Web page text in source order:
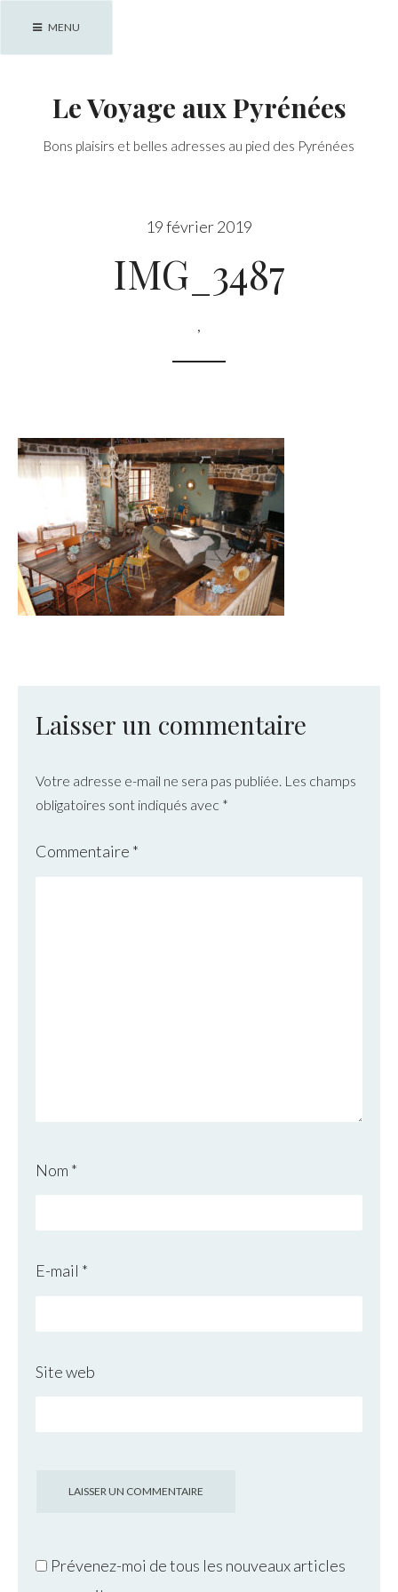
MENU
Le Voyage aux Pyrénées
Bons plaisirs et belles adresses au pied des Pyrénées
19 février 2019
IMG_3487
,
Laisser un commentaire
Votre adresse e-mail ne sera pas publiée. Les champs
obligatoires sont indiqués avec *
Commentaire *
Nom *
E-mail *
Site web
Prévenez-moi de tous les nouveaux articles